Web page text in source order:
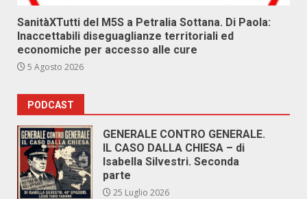
SanitàXTutti del M5S a Petralia Sottana. Di Paola:
Inaccettabili diseguaglianze territoriali ed
economiche per accesso alle cure
5 Agosto 2026
PODCAST
GENERALE CONTRO GENERALE.
IL CASO DALLA CHIESA – di
Isabella Silvestri. Seconda
parte
25 Luglio 2026